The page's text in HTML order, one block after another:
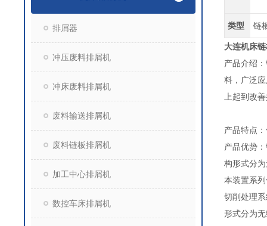
排屑器
冲压废料排屑机
冲床废料排屑机
废料输送排屑机
废料链板排屑机
加工中心排屑机
数控车床排屑机
类型 链
大连机床
产品介绍
料，广泛
上起到改
产品特点
产品优势
构形式分
本装置系
切削处理
形式分为